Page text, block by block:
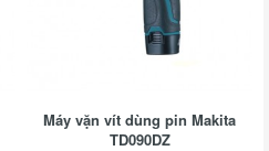
Máy vặn vít dùng pin Makita
TD090DZ